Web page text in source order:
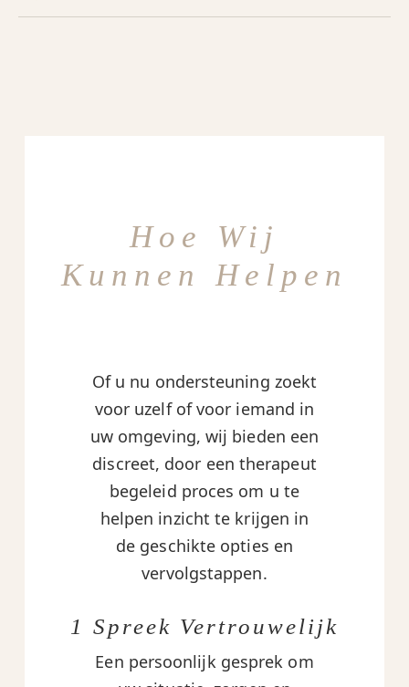
Hoe Wij
Kunnen Helpen
Of u nu ondersteuning zoekt
voor uzelf of voor iemand in
uw omgeving, wij bieden een
discreet, door een therapeut
begeleid proces om u te
helpen inzicht te krijgen in
de geschikte opties en
vervolgstappen.
1 Spreek Vertrouwelijk
Een persoonlijk gesprek om